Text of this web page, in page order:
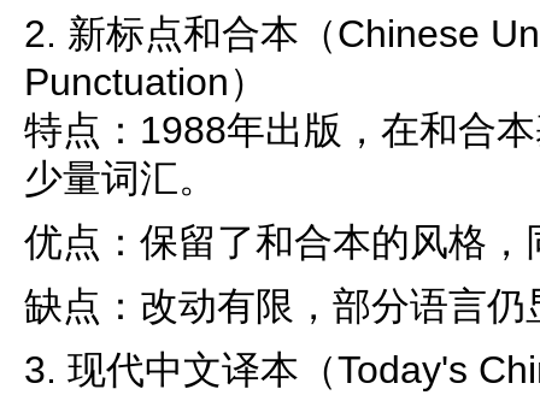
2. 新标点和合本（Chinese
Punctuation）
特点：1988年出版，在和合
少量词汇。
优点：保留了和合本的风格
缺点：改动有限，部分语言仍
3. 现代中文译本（Today's